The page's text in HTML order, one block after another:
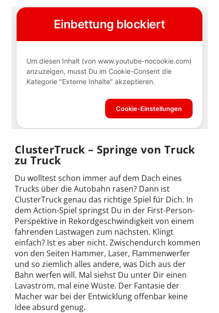
ClusterTruck – Springe von Truck
zu Truck
Du wolltest schon immer auf dem Dach eines
Trucks über die Autobahn rasen? Dann ist
ClusterTruck genau das richtige Spiel für Dich. In
dem Action-Spiel springst Du in der First-Person-
Perspektive in Rekordgeschwindigkeit von einem
fahrenden Lastwagen zum nächsten. Klingt
einfach? Ist es aber nicht. Zwischendurch kommen
von den Seiten Hammer, Laser, Flammenwerfer
und so ziemlich alles andere, was Dich aus der
Bahn werfen will. Mal siehst Du unter Dir einen
Lavastrom, mal eine Wüste. Der Fantasie der
Macher war bei der Entwicklung offenbar keine
Idee absurd genug.